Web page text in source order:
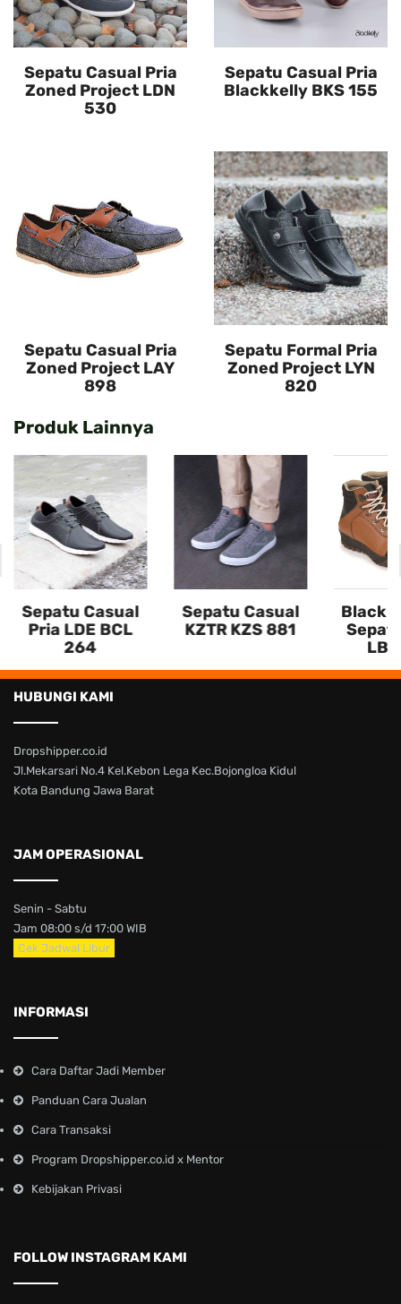
Sepatu Casual Pria
Zoned Project LDN
530
Sepatu Casual Pria
Blackkelly BKS 155
Sepatu Casual Pria
Zoned Project LAY
898
Sepatu Formal Pria
Zoned Project LYN
820
Produk Lainnya
Sepatu Casual
Pria LDE BCL
264
Sepatu Casual
KZTR KZS 881
HUBUNGI KAMI
Dropshipper.co.id
Jl.Mekarsari No.4 Kel.Kebon Lega Kec.Bojongloa Kidul
Kota Bandung Jawa Barat
JAM OPERASIONAL
Senin - Sabtu
Jam 08:00 s/d 17:00 WIB
Cek Jadwal Libur
INFORMASI
Cara Daftar Jadi Member
Panduan Cara Jualan
Cara Transaksi
Program Dropshipper.co.id x Mentor
Kebijakan Privasi
FOLLOW INSTAGRAM KAMI